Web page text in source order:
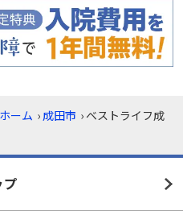
ーム › 成田市 › ベストライフ成